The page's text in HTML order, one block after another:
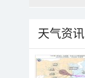
天气资讯